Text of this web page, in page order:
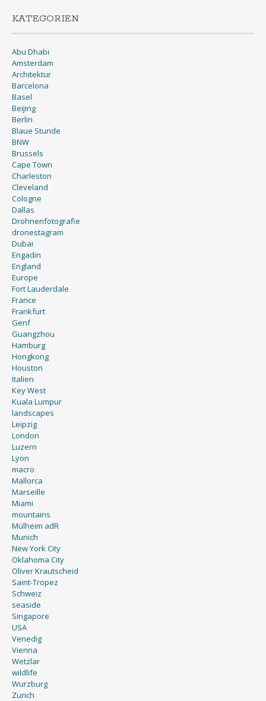
KATEGORIEN
Abu Dhabi
Amsterdam
Architektur
Barcelona
Basel
Beijing
Berlin
Blaue Stunde
BNW
Brussels
Cape Town
Charleston
Cleveland
Cologne
Dallas
Drohnenfotografie
dronestagram
Dubai
Engadin
England
Europe
Fort Lauderdale
France
Frankfurt
Genf
Guangzhou
Hamburg
Hongkong
Houston
Italien
Key West
Kuala Lumpur
landscapes
Leipzig
London
Luzern
Lyon
macro
Mallorca
Marseille
Miami
mountains
Mülheim adR
Munich
New York City
Oklahoma City
Oliver Krautscheid
Saint-Tropez
Schweiz
seaside
Singapore
USA
Venedig
Vienna
Wetzlar
wildlife
Wurzburg
Zurich